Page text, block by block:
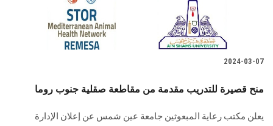
2024-03-07
منح قصيرة للتدريب مقدمة من مقاطعة صقلية جنوب روما
يعلن مكتب رعاية المبعوثين جامعة عين شمس عن إعلان الإدارة